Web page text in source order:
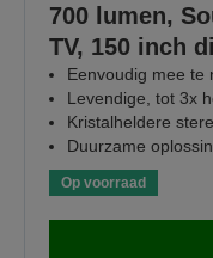
700 lumen,
TV, 150 inch
Eenvoudig mee te
Levendige, tot 3x
Kristalheldere
Duurzame
Op voorraad